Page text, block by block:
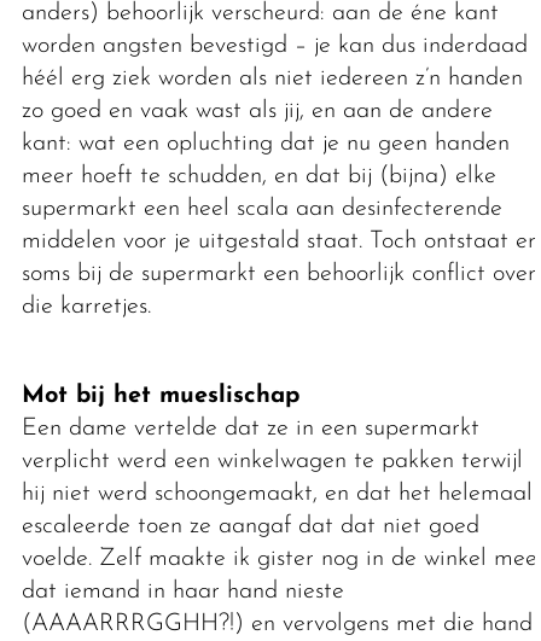
anders) behoorlijk verscheurd: aan de éne kant
worden angsten bevestigd – je kan dus inderdaad
héél erg ziek worden als niet iedereen z’n handen
zo goed en vaak wast als jij, en aan de andere
kant: wat een opluchting dat je nu geen handen
meer hoeft te schudden, en dat bij (bijna) elke
supermarkt een heel scala aan desinfecterende
middelen voor je uitgestald staat. Toch ontstaat er
soms bij de supermarkt een behoorlijk conflict over
die karretjes.
Mot bij het mueslischap
Een dame vertelde dat ze in een supermarkt
verplicht werd een winkelwagen te pakken terwijl
hij niet werd schoongemaakt, en dat het helemaal
escaleerde toen ze aangaf dat dat niet goed
voelde. Zelf maakte ik gister nog in de winkel mee
dat iemand in haar hand nieste
(AAAARRRGGHH?!) en vervolgens met die hand